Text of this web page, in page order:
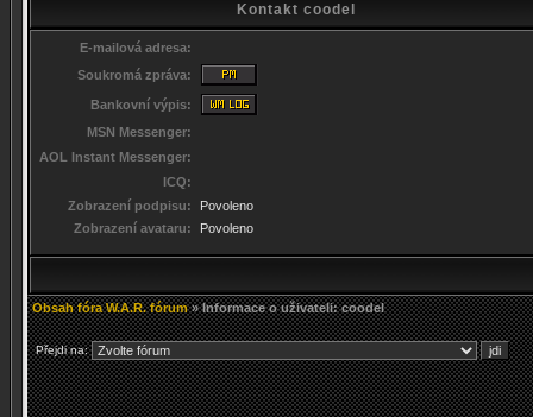
Kontakt coodel
E-mailová adresa:
Soukromá zpráva:
Bankovní výpis:
MSN Messenger:
AOL Instant Messenger:
ICQ:
Zobrazení podpisu:
Povoleno
Zobrazení avataru:
Povoleno
Obsah fóra W.A.R. fórum» Informace o uživateli: coodel
Přejdi na: